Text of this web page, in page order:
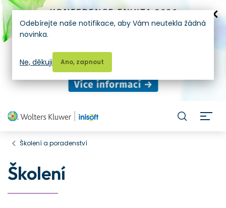
Školení a poradenství
Školení
Odebírejte naše notifikace, aby Vám neutekla žádná
novinka.
Ano, zapnout
Ne, děkuji